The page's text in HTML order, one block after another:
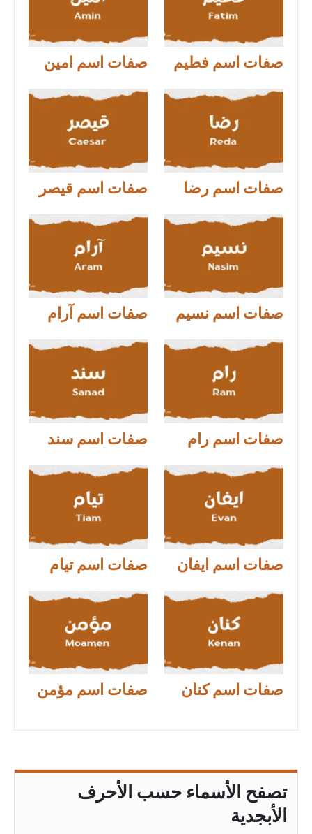
صفات اسم فطيم صفات اسم امين
صفات اسم رضا صفات اسم قيصر
صفات اسم نسيم صفات اسم آرام
صفات اسم رام صفات اسم سند
صفات اسم ايفان صفات اسم تيام
صفات اسم كنان صفات اسم مؤمن
تصفح الأسماء حسب الأحرف
الأبجدية